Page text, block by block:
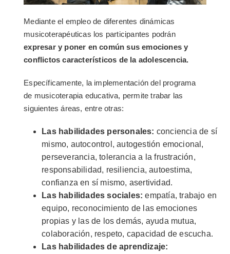
Mediante el empleo de diferentes dinámicas
musicoterapéuticas los participantes podrán
expresar y poner en común sus emociones y
conflictos característicos de la adolescencia.
Específicamente, la implementación del programa
de musicoterapia educativa, permite trabar las
siguientes áreas, entre otras:
Las habilidades personales: conciencia de sí
mismo, autocontrol, autogestión emocional,
perseverancia, tolerancia a la frustración,
responsabilidad, resiliencia, autoestima,
confianza en sí mismo, asertividad.
Las habilidades sociales:empatía, trabajo en
equipo, reconocimiento de las emociones
propias y las de los demás, ayuda mutua,
colaboración, respeto, capacidad de escucha.
Las habilidades de aprendizaje: